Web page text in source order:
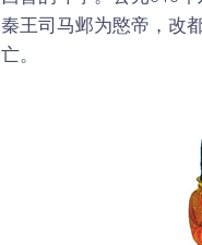
秦王司马邺为愍帝，改
亡。